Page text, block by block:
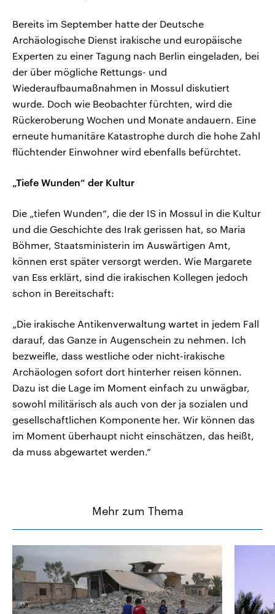
Bereits im September hatte der Deutsche
Archäologische Dienst irakische und europäische
Experten zu einer Tagung nach Berlin eingeladen, bei
der über mögliche Rettungs- und
Wiederaufbaumaßnahmen in Mossul diskutiert
wurde. Doch wie Beobachter fürchten, wird die
Rückeroberung Wochen und Monate andauern. Eine
erneute humanitäre Katastrophe durch die hohe Zahl
flüchtender Einwohner wird ebenfalls befürchtet.
„Tiefe Wunden“ der Kultur
Die „tiefen Wunden“, die der IS in Mossul in die Kultur
und die Geschichte des Irak gerissen hat, so Maria
Böhmer, Staatsministerin im Auswärtigen Amt,
können erst später versorgt werden. Wie Margarete
van Ess erklärt, sind die irakischen Kollegen jedoch
schon in Bereitschaft:
„Die irakische Antikenverwaltung wartet in jedem Fall
darauf, das Ganze in Augenschein zu nehmen. Ich
bezweifle, dass westliche oder nicht-irakische
Archäologen sofort dort hinterher reisen können.
Dazu ist die Lage im Moment einfach zu unwägbar,
sowohl militärisch als auch von der ja sozialen und
gesellschaftlichen Komponente her. Wir können das
im Moment überhaupt nicht einschätzen, das heißt,
da muss abgewartet werden.“
Mehr zum Thema